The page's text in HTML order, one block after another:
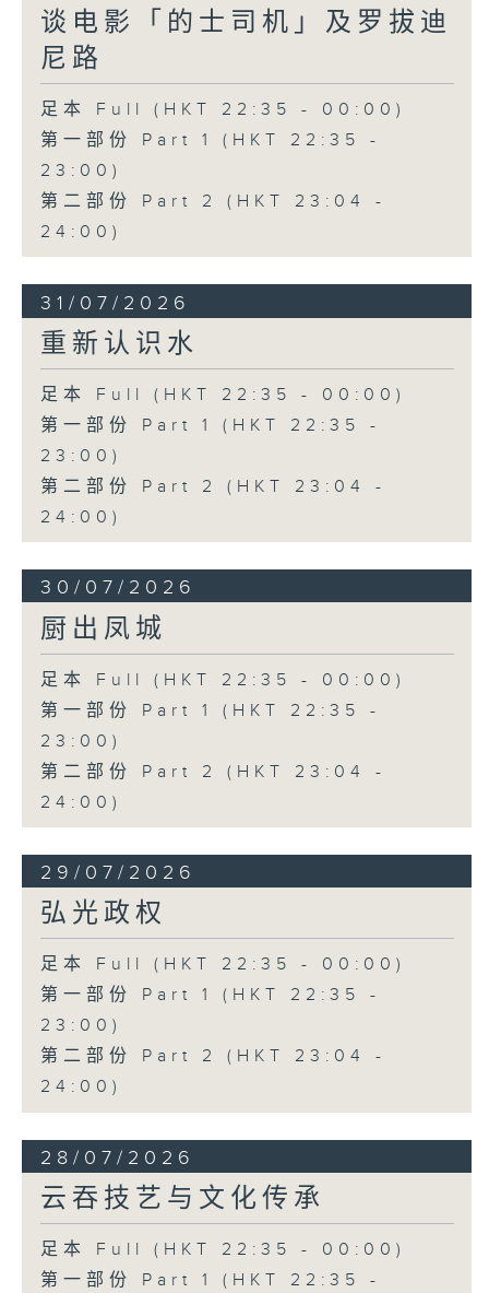
谈电影「的士司机」及罗拔迪
尼路
足本 Full (HKT 22:35 - 00:00)
第一部份 Part 1 (HKT 22:35 -
23:00)
第二部份 Part 2 (HKT 23:04 -
24:00)
31/07/2026
重新认识水
足本 Full (HKT 22:35 - 00:00)
第一部份 Part 1 (HKT 22:35 -
23:00)
第二部份 Part 2 (HKT 23:04 -
24:00)
30/07/2026
厨出凤城
足本 Full (HKT 22:35 - 00:00)
第一部份 Part 1 (HKT 22:35 -
23:00)
第二部份 Part 2 (HKT 23:04 -
24:00)
29/07/2026
弘光政权
足本 Full (HKT 22:35 - 00:00)
第一部份 Part 1 (HKT 22:35 -
23:00)
第二部份 Part 2 (HKT 23:04 -
24:00)
28/07/2026
云吞技艺与文化传承
足本 Full (HKT 22:35 - 00:00)
第一部份 Part 1 (HKT 22:35 -